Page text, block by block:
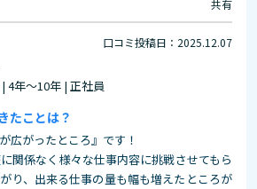
共有
口コミ投稿日：2025.12.07
4年～10年 | 正社員
たことは？
広がったところ』です！
関係なく様々な仕事内容に挑戦させてもら
り、出来る仕事の量も幅も増えたところが